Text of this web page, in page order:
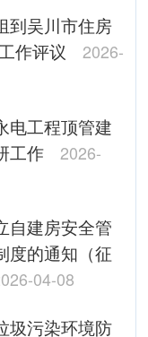
到吴川市住房
作评议
2026-
电工程顶管建
工作
2026-
自建房安全管
度的通知（征
04-08
圾污染环境防